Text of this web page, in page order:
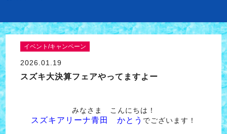
イベント/キャンペーン
2026.01.19
スズキ大決算フェアやってますよー
みなさま こんにちは！
スズキアリーナ青田 かとう でございます！